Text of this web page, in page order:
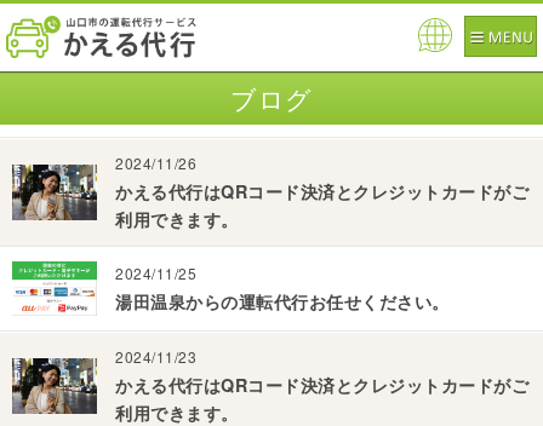
ブログ
2024/11/26
かえる代行はQRコード決済とクレジットカードがご
利用できます。
2024/11/25
湯田温泉からの運転代行お任せください。
2024/11/23
かえる代行はQRコード決済とクレジットカードがご
利用できます。